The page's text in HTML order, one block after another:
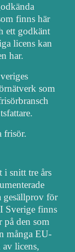
finns här
ett godkänt
licens kan
har.
som
frisör.
i snitt tre års
gesällprov för
Sverige finns
den som
många EU-
licens,